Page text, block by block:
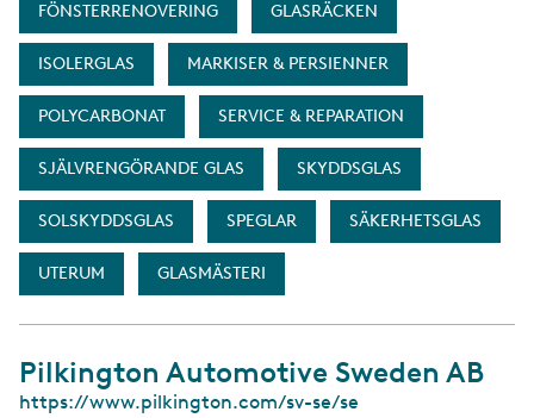
FÖNSTERRENOVERING GLASRÄCKEN
ISOLERGLAS MARKISER & PERSIENNER
POLYCARBONAT SERVICE & REPARATION
SJÄLVRENGÖRANDE GLAS SKYDDSGLAS
SOLSKYDDSGLAS SPEGLAR SÄKERHETSGLAS
UTERUM GLASMÄSTERI
Pilkington Automotive Sweden AB
W
https://www.pilkington.com/sv-se/se